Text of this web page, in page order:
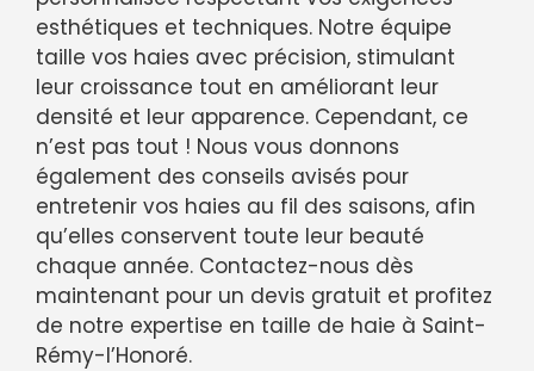
esthétiques et techniques. Notre équipe
taille vos haies avec précision, stimulant
leur croissance tout en améliorant leur
densité et leur apparence. Cependant, ce
n’est pas tout ! Nous vous donnons
également des conseils avisés pour
entretenir vos haies au fil des saisons, afin
qu’elles conservent toute leur beauté
chaque année. Contactez-nous dès
maintenant pour un devis gratuit et profitez
de notre expertise en taille de haie à Saint-
Rémy-l’Honoré.